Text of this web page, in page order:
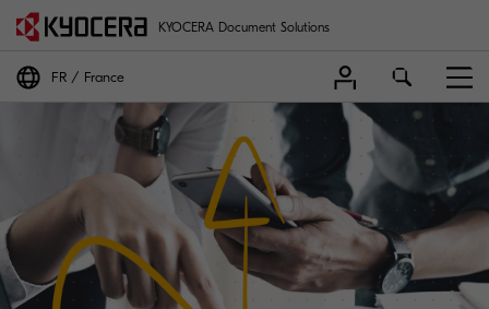
KYOCERA Document Solutions
FR France